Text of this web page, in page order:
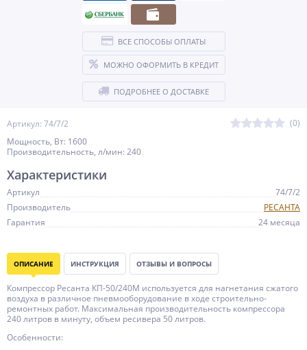
Артикул: 74/7/2
(0)
Мощность, Вт: 1600
Производительность, л/мин: 240
ВСЕ СПОСОБЫ ОПЛАТЫ
МОЖНО ОФОРМИТЬ В КРЕДИТ
ПОДРОБНЕЕ О ДОСТАВКЕ
Характеристики
Артикул
74/7/2
Производитель
РЕСАНТА
Гарантия
24 месяца
ОПИСАНИЕ ИНСТРУКЦИЯ ОТЗЫВЫ И ВОПРОСЫ
Компрессор Ресанта КП-50/240М используется для нагнетания сжатого
воздуха в различное пневмооборудование в ходе строительно-
ремонтных работ. Максимальная производительность компрессора
240 литров в минуту, объем ресивера 50 литров.
Особенности: